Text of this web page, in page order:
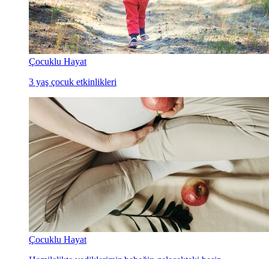
Çocuklu Hayat
3 yaş çocuk etkinlikleri
Çocuklu Hayat